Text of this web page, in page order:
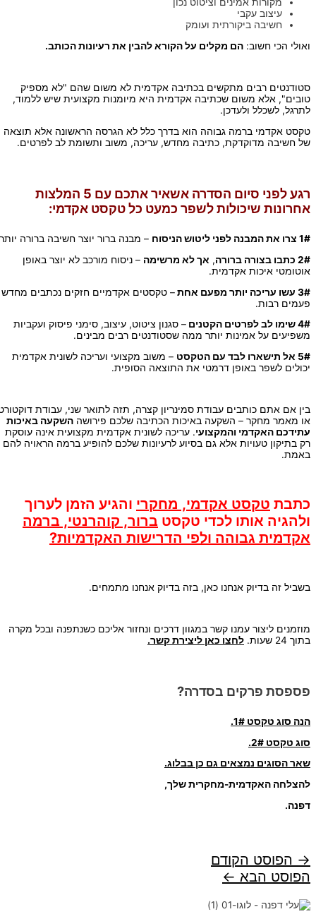
מקורות אמינים וציטוט נכון
עיצוב עקבי
חשיבה ביקורתית ועומק
ואולי הכי חשוב:הם מקלים על הקורא להבין את רעיונות הכותב.
סטודנטים רבים מתקשים בכתיבה אקדמית לא משום שהם "לא מספיק
טובים", אלא משום שכתיבה אקדמית היא מיומנות מקצועית שיש ללמוד,
לתרגל, לשכלל ולעדכן.
טקסט אקדמי ברמה גבוהה הוא בדרך כלל לא הגרסה הראשונה אלא תוצאה
של חשיבה מדוקדקת, כתיבה מחדש, עריכה, משוב ותשומת לב לפרטים.
רגע לפני סיום הסדרה אשאיר אתכם עם 5 המלצות
אחרונות שיכולות לשפר כמעט כל טקסט אקדמי:
1# צרו את המבנה לפני ליטוש הניסוח
– מבנה ברור יוצר חשיבה ברורה יותר.
2# כתבו בצורה ברורה
,אך לא מרשימה– ניסוח מורכב לא יוצר באופן
אוטומטי איכות אקדמית.
3# עשו עריכה יותר מפעם אחת
– טקסטים אקדמיים חזקים נכתבים מחדש
פעמים רבות.
4# שימו לב לפרטים הקטנים
– סגנון ציטוט, עיצוב, סימני פיסוק ועקביות
משפיעים על אמינות יותר ממה שסטודנטים רבים מבינים.
5# אל תישארו לבד עם הטקסט
– משוב מקצועי ועריכה לשונית אקדמית
יכולים לשפר באופן דרמטי את התוצאה הסופית.
בין אם אתם כותבים עבודת סמינריון קצרה, תזה לתואר שני, עבודת דוקטורט
או מאמר מחקר – השקעה באיכות הכתיבה שלכם פירושההשקעה באיכות
עתידכם האקדמי והמקצועי. עריכה לשונית אקדמית מקצועית אינה עוסקת
רק בתיקון טעויות אלא גם בסיוע לרעיונות שלכם להופיע ברמה הראויה להם
באמת.
כתבתטקסט אקדמי, מחקרי והגיע הזמן לערוך
ולהגיה אותו לכדי טקסטברור, קוהרנטי, ברמה
אקדמיתגבוהה ולפי הדרישות האקדמיות?
בשביל זה בדיוק אנחנו כאן, בזה בדיוק אנחנו מתמחים.
מוזמנים ליצור עמנו קשר במגוון דרכים ונחזור אליכם כשנתפנה ובכל מקרה
בתוך 24 שעות.
לחצו כאן ליצירת קשר.
פספסת פרקים בסדרה?
הנהסוג טקסט 1#.
סוג טקסט 2#.
שאר הסוגים נמצאים גם כן בבלוג.
להצלחה האקדמית-מחקרית שלך,
דפנה.
ניווט
→הפוסט הקודם
הפוסט הבא←